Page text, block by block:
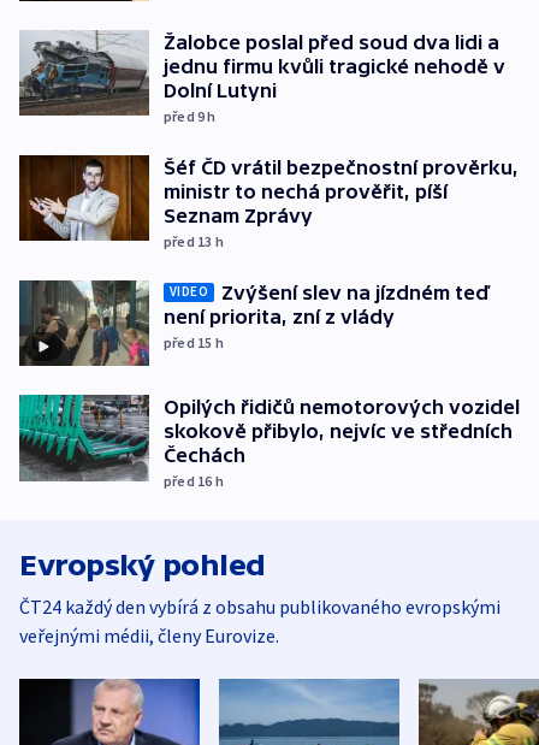
Žalobce poslal před soud dva lidi a
jednu firmu kvůli tragické nehodě v
Dolní Lutyni
před 9h
Šéf ČD vrátil bezpečnostní prověrku,
ministr to nechá prověřit, píší
Seznam Zprávy
před 13 h
VIDEO
Zvýšení slev na jízdném teď
není priorita, zní z vlády
před 15 h
Opilých řidičů nemotorových vozidel
skokově přibylo, nejvíc ve středních
Čechách
před 16 h
Evropský pohled
ČT24 každý den vybírá z obsahu publikovaného evropskými
veřejnými médii, členy Eurovize.